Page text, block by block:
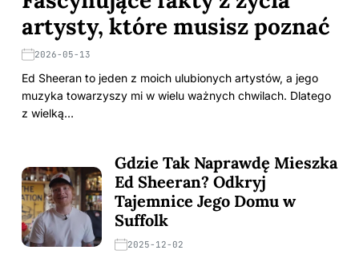
artysty, które musisz poznać
2026-05-13
Ed Sheeran to jeden z moich ulubionych artystów, a jego
muzyka towarzyszy mi w wielu ważnych chwilach. Dlatego
z wielką…
Gdzie Tak Naprawdę Mieszka
Ed Sheeran? Odkryj
Tajemnice Jego Domu w
Suffolk
2025-12-02